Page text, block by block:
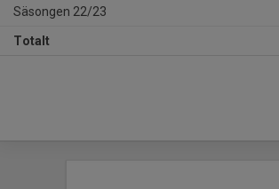
Säsongen 22/23
Totalt